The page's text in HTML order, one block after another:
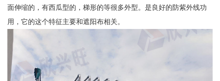
面伸缩的，有西瓜型的，梯形的等很多外型。是良好的防紫外线功
用，它的这个特征主要和遮阳布相关。